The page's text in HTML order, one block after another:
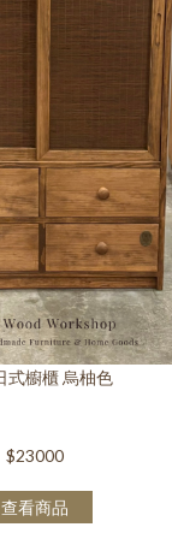
式櫥櫃 烏柚色
$23000
查看商品